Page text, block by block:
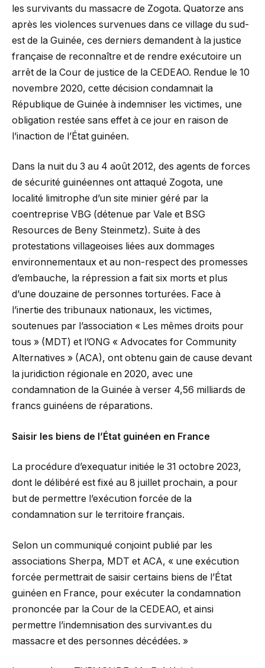
les survivants du massacre de Zogota. Quatorze ans
après les violences survenues dans ce village du sud-
est de la Guinée, ces derniers demandent à la justice
française de reconnaître et de rendre exécutoire un
arrêt de la Cour de justice de la CEDEAO. Rendue le 10
novembre 2020, cette décision condamnait la
République de Guinée à indemniser les victimes, une
obligation restée sans effet à ce jour en raison de
l’inaction de l’État guinéen.
Dans la nuit du 3 au 4 août 2012, des agents de forces
de sécurité guinéennes ont attaqué Zogota, une
localité limitrophe d’un site minier géré par la
coentreprise VBG (détenue par Vale et BSG
Resources de Beny Steinmetz). Suite à des
protestations villageoises liées aux dommages
environnementaux et au non-respect des promesses
d’embauche, la répression a fait six morts et plus
d’une douzaine de personnes torturées. Face à
l’inertie des tribunaux nationaux, les victimes,
soutenues par l’association « Les mêmes droits pour
tous » (MDT) et l’ONG « Advocates for Community
Alternatives » (ACA), ont obtenu gain de cause devant
la juridiction régionale en 2020, avec une
condamnation de la Guinée à verser 4,56 milliards de
francs guinéens de réparations.
Saisir les biens de l’État guinéen en France
La procédure d’exequatur initiée le 31 octobre 2023,
dont le délibéré est fixé au 8 juillet prochain, a pour
but de permettre l’exécution forcée de la
condamnation sur le territoire français.
Selon un communiqué conjoint publié par les
associations Sherpa, MDT et ACA, « une exécution
forcée permettrait de saisir certains biens de l’État
guinéen en France, pour exécuter la condamnation
prononcée par la Cour de la CEDEAO, et ainsi
permettre l’indemnisation des survivant.es du
massacre et des personnes décédées. »